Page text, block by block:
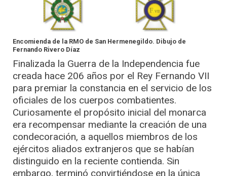
Encomienda de la RMO de San Hermenegildo. Dibujo de
Fernando Rivero Díaz
Finalizada la Guerra de la Independencia fue
creada hace 206 años por el Rey Fernando VII
para premiar la constancia en el servicio de los
oficiales de los cuerpos combatientes.
Curiosamente el propósito inicial del monarca
era recompensar mediante la creación de una
condecoración, a aquellos miembros de los
ejércitos aliados extranjeros que se habían
distinguido en la reciente contienda. Sin
embargo, terminó convirtiéndose en la única